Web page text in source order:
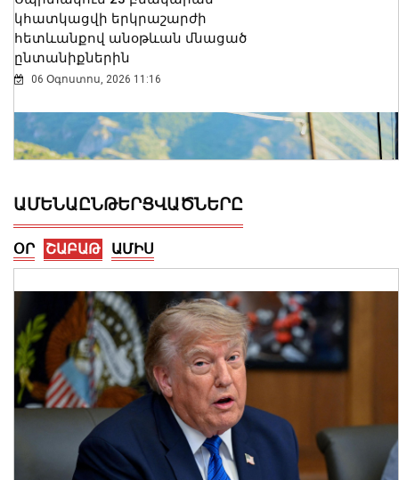
կհատկացվի երկրաշարժի
հետևանքով անօթևան մնացած
ընտանիքներին
06 Օգոստոս, 2026 11:16
ՆԳ նախարարը Սյունիքի սահմանային
պահակակետերում հետևել է
Ոստիկանության գվարդիայի
շուրջօրյա հերթապահությանը
06 Օգոստոս, 2026 11:09
ԱՄԵՆԱԸՆԹԵՐՑՎԱԾՆԵՐԸ
ՕՐ ՇԱԲԱԹ ԱՄԻՍ